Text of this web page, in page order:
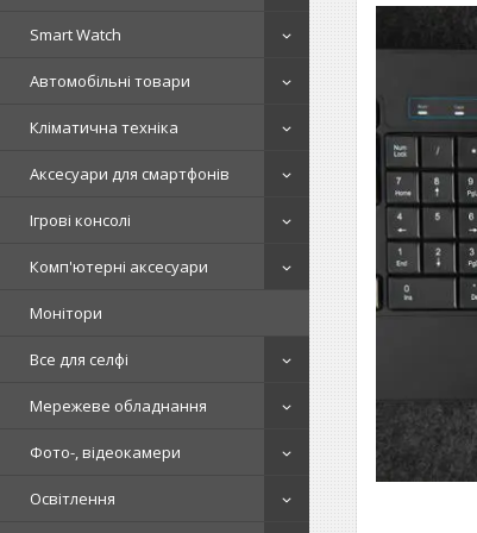
Smart Watch
Автомобільні товари
Кліматична техніка
Аксесуари для смартфонів
Ігрові консолі
Комп'ютерні аксесуари
Монітори
Все для селфі
Мережеве обладнання
Фото-, відеокамери
Освітлення